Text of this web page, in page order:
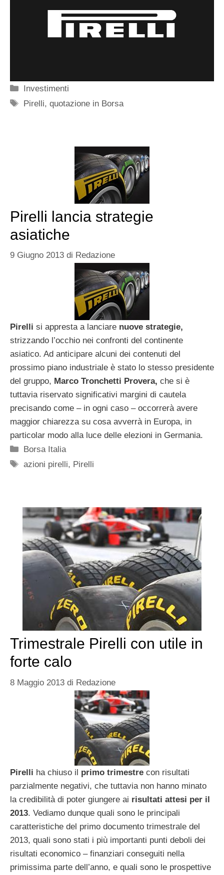
Categorie
Investimenti
Tag
Pirelli,quotazione in Borsa
Pirelli lancia strategie
asiatiche
9 Giugno 2013 di Redazione
Pirelli si appresta a lanciare nuove strategie,
strizzando l’occhio nei confronti del continente
asiatico. Ad anticipare alcuni dei contenuti del
prossimo piano industriale è stato lo stesso presidente
del gruppo, Marco Tronchetti Provera, che si è
tuttavia riservato significativi margini di cautela
precisando come – in ogni caso – occorrerà avere
maggior chiarezza su cosa avverrà in Europa, in
particolar modo alla luce delle elezioni in Germania.
Categorie
Borsa Italia
Tag
azioni pirelli, Pirelli
Trimestrale Pirelli con utile in
forte calo
8 Maggio 2013 di Redazione
Pirelli ha chiuso il primo trimestre con risultati
parzialmente negativi, che tuttavia non hanno minato
la credibilità di poter giungere ai risultati attesi per il
2013. Vediamo dunque quali sono le principali
caratteristiche del primo documento trimestrale del
2013, quali sono stati i più importanti punti deboli dei
risultati economico – finanziari conseguiti nella
primissima parte dell’anno, e quali sono le prospettive